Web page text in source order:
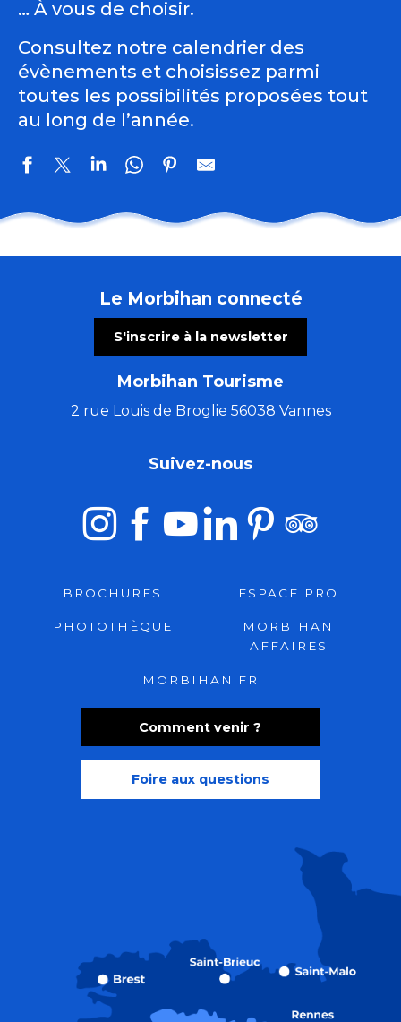
… À vous de choisir.
Consultez notre calendrier des
évènements et choisissez parmi
toutes les possibilités proposées tout
au long de l’année.
Les Incontournables : du retable aux lumières de
Concert de la chorale de Pontivy
Les nocturnes des créatrices
Atelier de peinture à l'aquarelle - Quai d'Orange
Vivre d'Amour
Visite du Moulin de Tremel
Le Morbihan connecté
S'inscrire à la newsletter
Morbihan Tourisme
2 rue Louis de Broglie 56038 Vannes
Comment venir ?
Foire aux questions
Suivez-nous
BROCHURES ESPACE PRO
PHOTOTHÈQUE
MORBIHAN
AFFAIRES
MORBIHAN.FR